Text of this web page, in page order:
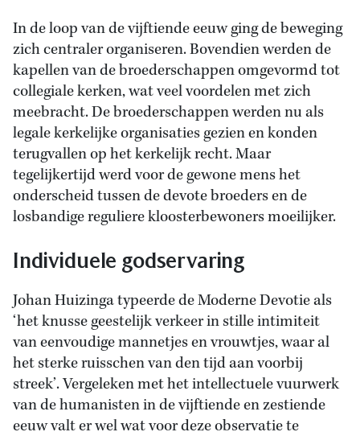
In de loop van de vijftiende eeuw ging de beweging
zich centraler organiseren. Bovendien werden de
kapellen van de broederschappen omgevormd tot
collegiale kerken, wat veel voordelen met zich
meebracht. De broederschappen werden nu als
legale kerkelijke organisaties gezien en konden
terugvallen op het kerkelijk recht. Maar
tegelijkertijd werd voor de gewone mens het
onderscheid tussen de devote broeders en de
losbandige reguliere kloosterbewoners moeilijker.
Individuele godservaring
Johan Huizinga typeerde de Moderne Devotie als
‘het knusse geestelijk verkeer in stille intimiteit
van eenvoudige mannetjes en vrouwtjes, waar al
het sterke ruisschen van den tijd aan voorbij
streek’. Vergeleken met het intellectuele vuurwerk
van de humanisten in de vijftiende en zestiende
eeuw valt er wel wat voor deze observatie te